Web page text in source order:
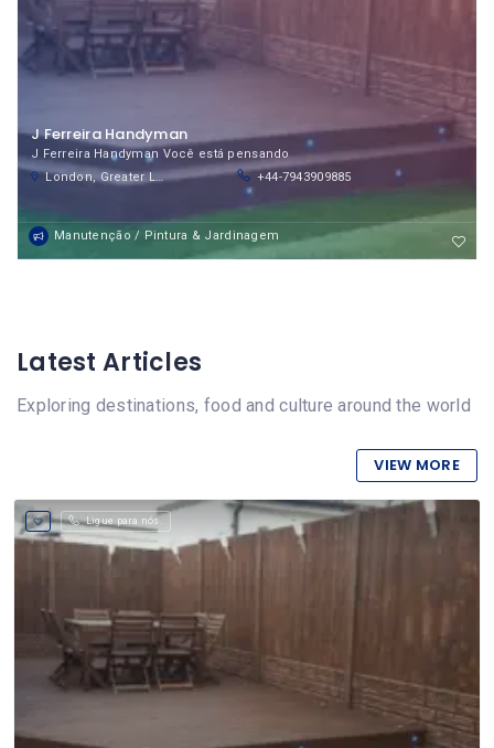
J Ferreira Handyman
J Ferreira Handyman Você está pensando
London, Greater London, England, United Kingdom
+44-7943909885
Manutenção / Pintura & Jardinagem
Latest Articles
Exploring destinations, food and culture around the world
VIEW MORE
Ligue para nós.